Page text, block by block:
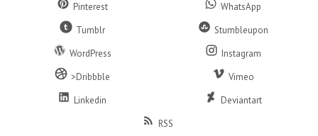
Pinterest
WhatsApp
Tumblr
Stumbleupon
WordPress
Instagram
>Dribbble
Vimeo
Linkedin
Deviantart
RSS